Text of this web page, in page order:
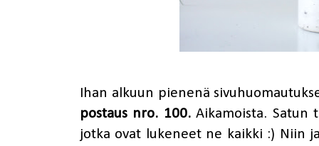
Ihan alkuun pienenä
postaus nro. 100.Aikamoista. Satun
jotka ovat lukeneet ne kaikki :) Niin